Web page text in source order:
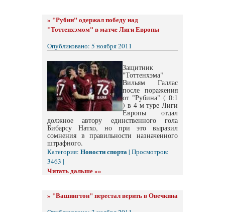
» "Рубин" одержал победу над
"Тоттенхэмом" в матче Лиги Европы
Опубликовано: 5 ноября 2011
Защитник
"Тоттенхэма"
Вильям Галлас
после поражения
от "Рубина" ( 0:1
) в 4-м туре Лиги
Европы отдал
должное автору единственного гола
Бибарсу Натхо, но при это выразил
сомнения в правильности назначенного
штрафного.
Категория: Новости спорта| Просмотров:
3463 |
Читать дальше »»
» "Вашингтон" перестал верить в Овечкина